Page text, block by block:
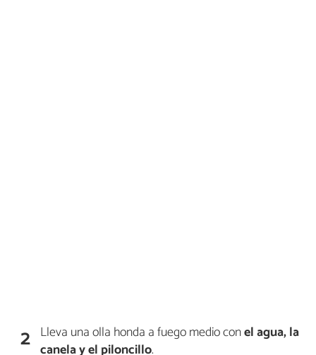
2 Lleva una olla honda a fuego medio conel agua, la
canela y el piloncillo.